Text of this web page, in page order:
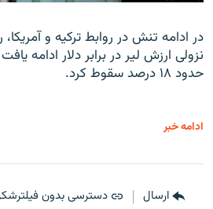
در ادامه تنش در روابط ترکیه و
نزولی ارزش لیر در برابر دلار ادامه
حدود ۱۸ درصد سقوط کرد.
ادامه خبر
ارسال دسترسی بدون